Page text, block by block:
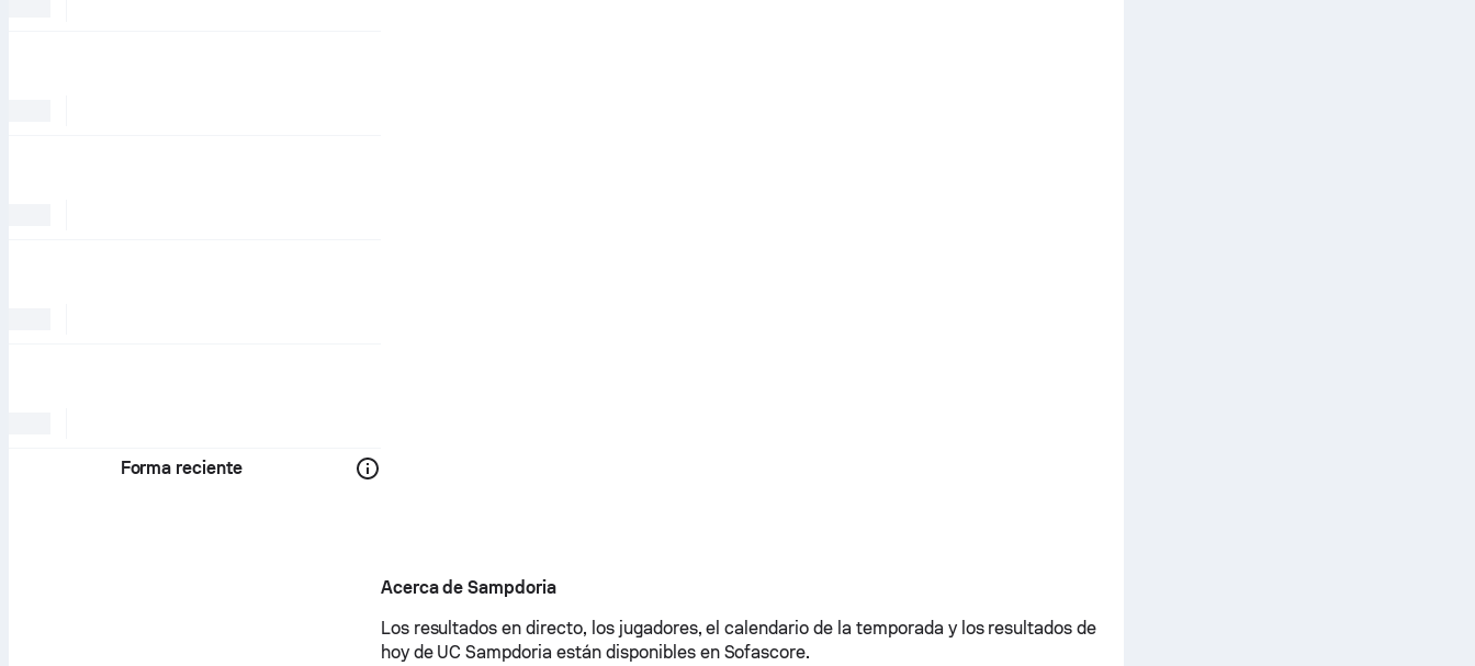
Forma reciente
Acerca de Sampdoria
Los resultados en directo, los jugadores, el calendario de la temporada y los resultados de
hoy de UC Sampdoria están disponibles en Sofascore.